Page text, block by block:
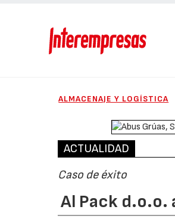
ALMACENAJE Y LOGÍSTICA
ACTUALIDAD
Caso de éxito
Al Pack d.o.o.